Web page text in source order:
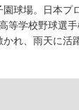
球場。日本
等学校野球選
れ、雨天に